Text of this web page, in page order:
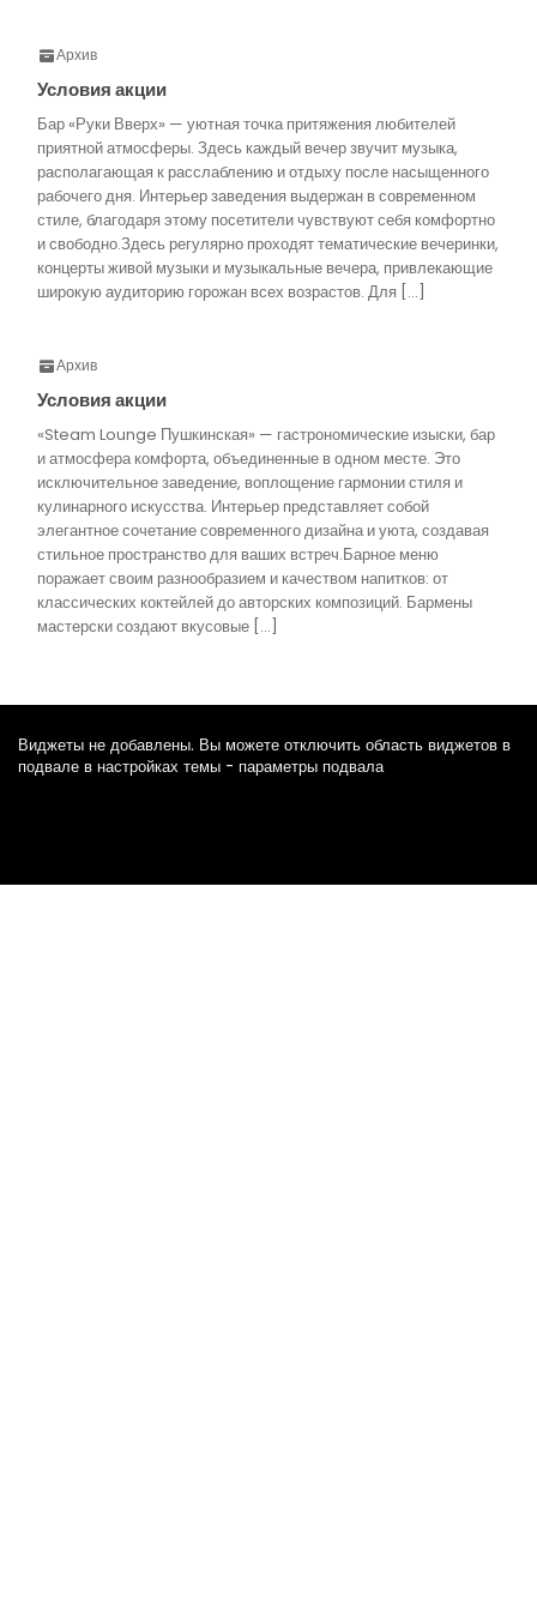
Архив
Условия акции
Бар «Руки Вверх» — уютная точка притяжения любителей
приятной атмосферы. Здесь каждый вечер звучит музыка,
располагающая к расслаблению и отдыху после насыщенного
рабочего дня. Интерьер заведения выдержан в современном
стиле, благодаря этому посетители чувствуют себя комфортно
и свободно.Здесь регулярно проходят тематические вечеринки,
концерты живой музыки и музыкальные вечера, привлекающие
широкую аудиторию горожан всех возрастов. Для […]
Архив
Условия акции
«Steam Lounge Пушкинская» — гастрономические изыски, бар
и атмосфера комфорта, объединенные в одном месте. Это
исключительное заведение, воплощение гармонии стиля и
кулинарного искусства. Интерьер представляет собой
элегантное сочетание современного дизайна и уюта, создавая
стильное пространство для ваших встреч.Барное меню
поражает своим разнообразием и качеством напитков: от
классических коктейлей до авторских композиций. Бармены
мастерски создают вкусовые […]
Виджеты не добавлены. Вы можете отключить область виджетов в
подвале в настройках темы - параметры подвала